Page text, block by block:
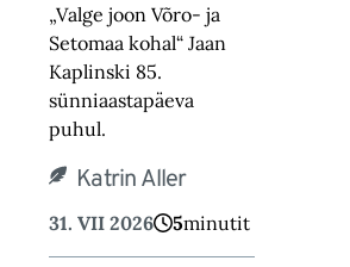
„Valge joon Võro- ja
Setomaa kohal“ Jaan
Kaplinski 85.
sünniaastapäeva
puhul.
Katrin Aller
31. VII 2026 5minutit